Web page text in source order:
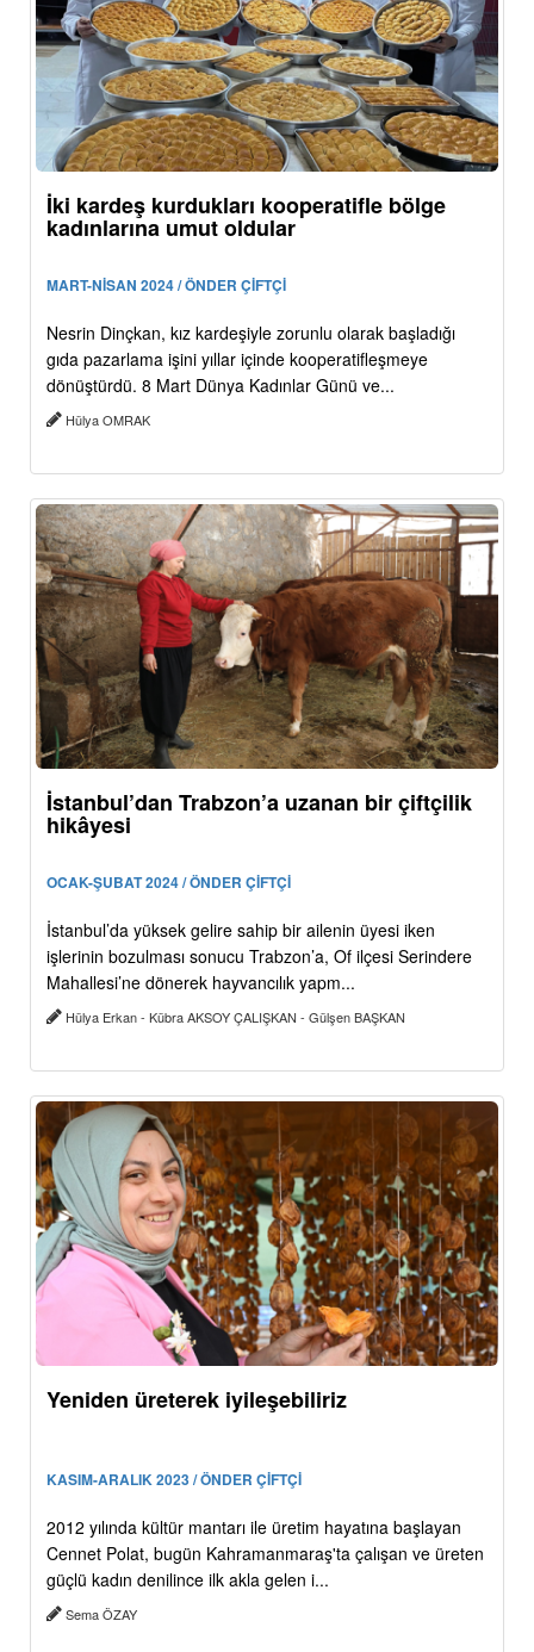
İki kardeş kurdukları kooperatifle bölge
kadınlarına umut oldular
MART-NİSAN 2024 / ÖNDER ÇİFTÇİ
Nesrin Dinçkan, kız kardeşiyle zorunlu olarak başladığı
gıda pazarlama işini yıllar içinde kooperatifleşmeye
dönüştürdü. 8 Mart Dünya Kadınlar Günü ve...
Hülya OMRAK
İstanbul’dan Trabzon’a uzanan bir çiftçilik
hikâyesi
OCAK-ŞUBAT 2024 / ÖNDER ÇİFTÇİ
İstanbul’da yüksek gelire sahip bir ailenin üyesi iken
işlerinin bozulması sonucu Trabzon’a, Of ilçesi Serindere
Mahallesi’ne dönerek hayvancılık yapm...
Hülya Erkan - Kübra AKSOY ÇALIŞKAN - Gülşen BAŞKAN
Yeniden üreterek iyileşebiliriz
KASIM-ARALIK 2023 / ÖNDER ÇİFTÇİ
2012 yılında kültür mantarı ile üretim hayatına başlayan
Cennet Polat, bugün Kahramanmaraş'ta çalışan ve üreten
güçlü kadın denilince ilk akla gelen i...
Sema ÖZAY